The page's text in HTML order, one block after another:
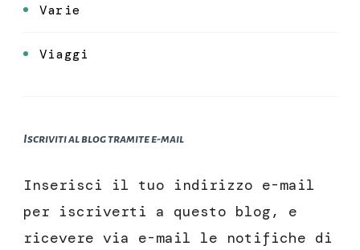
Varie
Viaggi
Iscriviti al blog tramite e-mail
Inserisci il tuo indirizzo e-mail
per iscriverti a questo blog, e
ricevere via e-mail le notifiche di